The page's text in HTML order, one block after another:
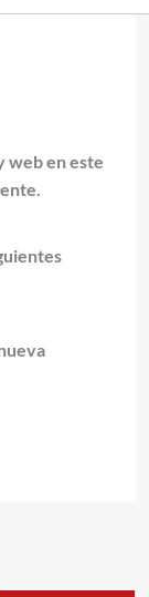
web en este